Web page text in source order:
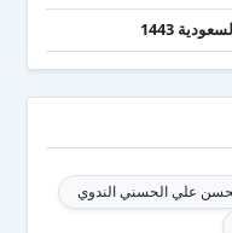
علي الحسني الندوي